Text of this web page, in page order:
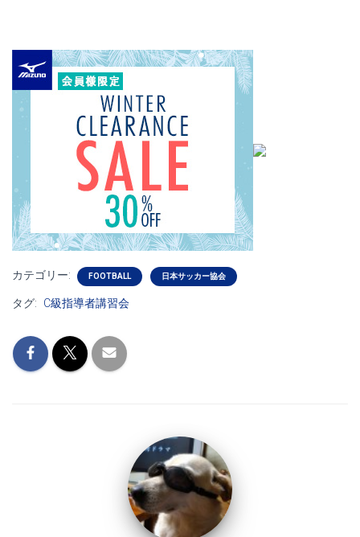
カテゴリー: FOOTBALL 日本サッカー協会
タグ: C級指導者講習会